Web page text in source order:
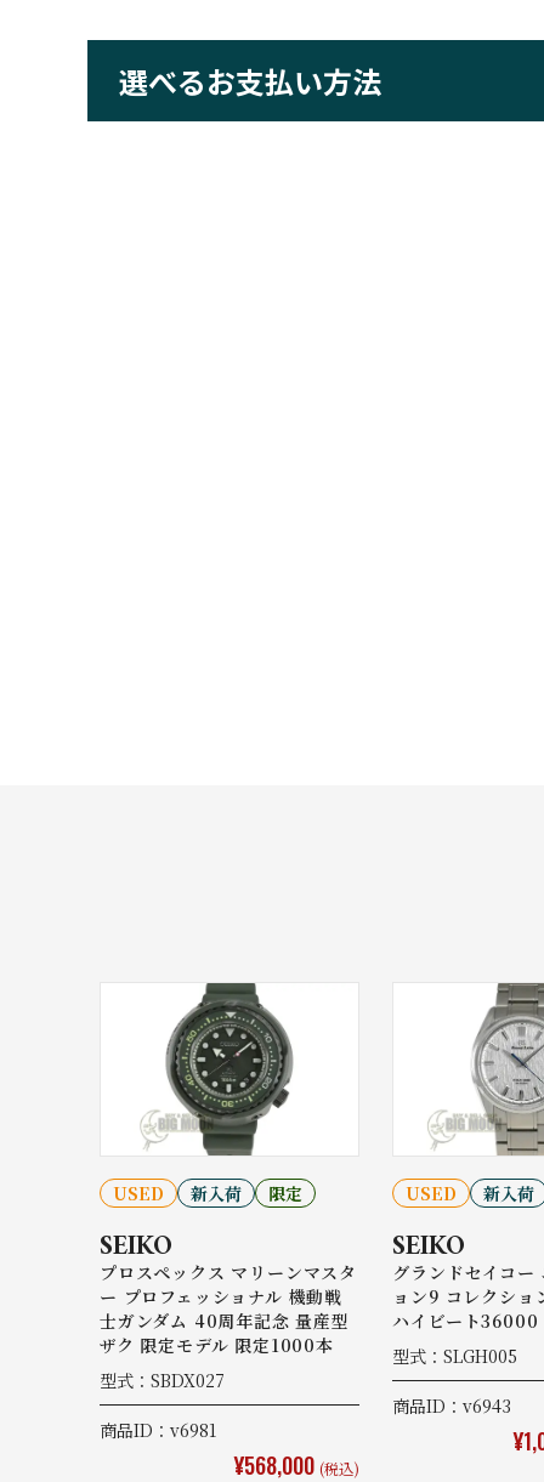
選べるお支払い方法
USED 新入荷 限定
SEIKO
プロスペックス マリーンマスタ
ー プロフェッショナル 機動戦
士ガンダム 40周年記念 量産型
ザク 限定モデル 限定1000本
型式：SBDX027
商品ID：v6981
¥568,000 (税込)
USED 新入荷
SEIKO
グランドセイコー
ョン9 コレクショ
ハイビート36000
型式：SLGH005
商品ID：v6943